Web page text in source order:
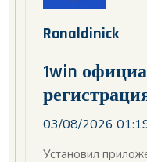
Ronaldinick
1win
03/08/2026
Установил